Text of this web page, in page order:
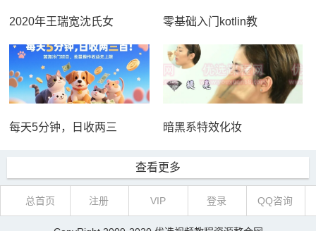
2020年王瑞宽沈氏女 零基础入门kotlin教
每天5分钟，日收两三 暗黑系特效化妆
查看更多
总首页 注册 VIP 登录 QQ咨询